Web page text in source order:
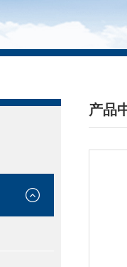
产品
/